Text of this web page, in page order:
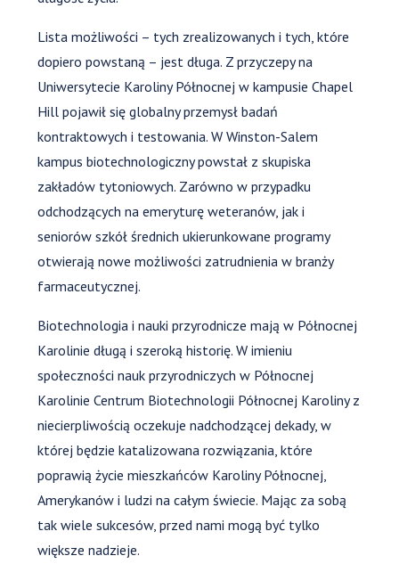
Lista możliwości – tych zrealizowanych i tych, które
dopiero powstaną – jest długa. Z przyczepy na
Uniwersytecie Karoliny Północnej w kampusie Chapel
Hill pojawił się globalny przemysł badań
kontraktowych i testowania. W Winston-Salem
kampus biotechnologiczny powstał z skupiska
zakładów tytoniowych. Zarówno w przypadku
odchodzących na emeryturę weteranów, jak i
seniorów szkół średnich ukierunkowane programy
otwierają nowe możliwości zatrudnienia w branży
farmaceutycznej.
Biotechnologia i nauki przyrodnicze mają w Północnej
Karolinie długą i szeroką historię. W imieniu
społeczności nauk przyrodniczych w Północnej
Karolinie Centrum Biotechnologii Północnej Karoliny z
niecierpliwością oczekuje nadchodzącej dekady, w
której będzie katalizowana rozwiązania, które
poprawią życie mieszkańców Karoliny Północnej,
Amerykanów i ludzi na całym świecie. Mając za sobą
tak wiele sukcesów, przed nami mogą być tylko
większe nadzieje.